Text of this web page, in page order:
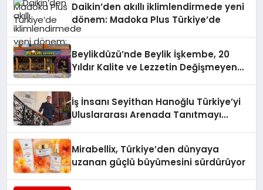
Daikin’den akıllı iklimlendirmede yeni
dönem: Madoka Plus Türkiye’de
Beylikdüzü’nde Beylik İşkembe, 20
Yıldır Kalite ve Lezzetin Değişmeyen
İş İnsanı Seyithan Hanoğlu Türkiye’yi
Uluslararası Arenada Tanıtmayı
Mirabellix, Türkiye’den dünyaya
uzanan güçlü büyümesini sürdürüyor